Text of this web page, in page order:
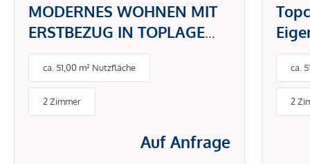
MODERNES WOHNEN MIT
ERSTBEZUG IN TOPLAGE
DONAUSTADT -
PAUSCHALMIETE INKL.
BETRIEBS- UND
ENERGIEKOSTEN
ca. 51,00 m² Nutzfläche
2 Zimmer
Auf Anfrage
ca.
2